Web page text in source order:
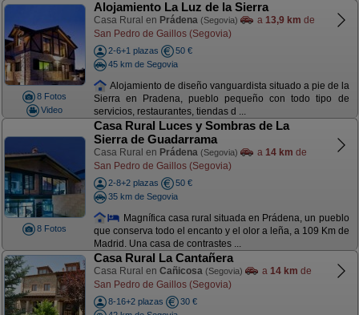
8 Fotos
Video
Alojamiento La Luz de la Sierra
Casa Rural en Prádena (Segovia) a 13,9 km de
San Pedro de Gaillos (Segovia)
2-6+1 plazas
50 €
45 km de Segovia
Alojamiento de diseño vanguardista situado a pie de la
Sierra en Pradena, pueblo pequeño con todo tipo de
servicios, restaurantes, tiendas d ...
8 Fotos
Casa Rural Luces y Sombras de La
Sierra de Guadarrama
Casa Rural en Prádena (Segovia) a 14 km de
San Pedro de Gaillos (Segovia)
2-8+2 plazas
50 €
35 km de Segovia
Magnífica casa rural situada en Prádena, un pueblo
que conserva todo el encanto y el olor a leña, a 109 Km de
Madrid. Una casa de contrastes ...
Casa Rural La Cantañera
Casa Rural en Cañicosa (Segovia) a 14 km de
San Pedro de Gaillos (Segovia)
8-16+2 plazas
30 €